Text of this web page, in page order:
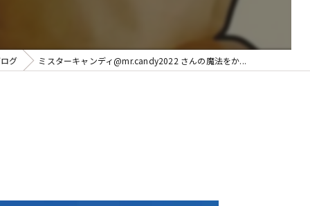
グ ミスターキャンディ@mr.candy2022 さんの魔法をか...